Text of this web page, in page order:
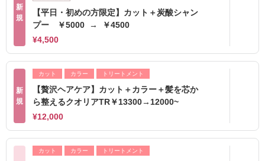
新
規
【平日・初めの方限定】カット＋炭酸シャン
プー ￥5000 → ￥4500
¥4,500
新
規
カット カラー トリートメント
【贅沢ヘアケア】カット＋カラー＋髪を芯か
ら整えるクオリアTR￥13300→12000~
¥12,000
カット カラー トリートメント